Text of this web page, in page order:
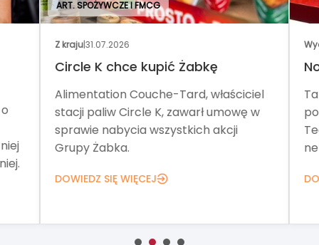
ART. SPOŻYWCZE I FMCG
Z kraju|31.07.2026
Circle K chce kupić Żabkę
Alimentation Couche-Tard, właściciel
stacji paliw Circle K, zawarł umowę w
sprawie nabycia wszystkich akcji
Grupy Żabka.
DOWIEDZ SIĘ WIĘCEJ